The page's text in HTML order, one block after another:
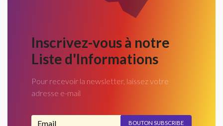
Inscrivez-vous à notre
Liste d'Informations
Pour recevoir la newsletter, laissez votre
adresse e-mail
Adresse email...